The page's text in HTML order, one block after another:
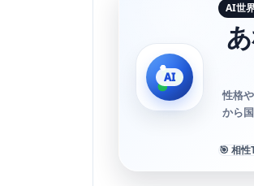
AI世
性格
から
🎯 相